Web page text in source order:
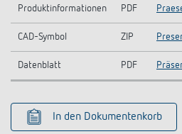
Produktinformationen PDF
CAD-Symbol ZIP
Datenblatt PDF
In den Dokumentenkorb